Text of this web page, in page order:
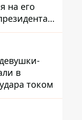
на его
болезнь
в
током